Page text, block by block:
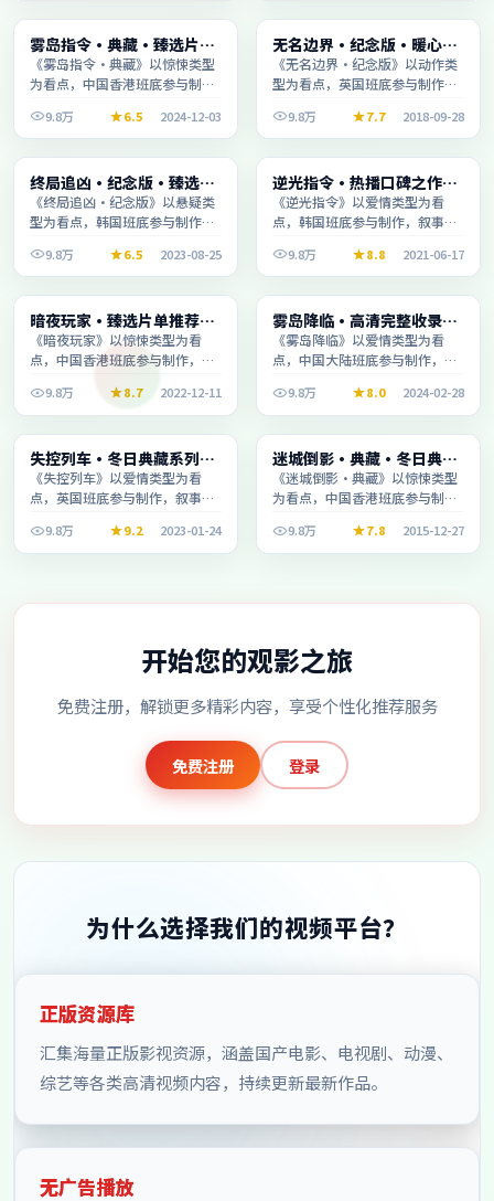
电视剧 1:54:20
雾岛指令·典藏·臻选片单
推荐画质清晰观看流畅
《雾岛指令·典藏》以惊悚类型
为看点，中国香港班底参与制
休闲时段观看。
9.8万 6.5 2024-12-03
动漫 2:08:11
无名边界·纪念版·暖心观
影季口碑发酵持续升温
《无名边界·纪念版》以动作类
型为看点，英国班底参与制作，
时段观看。
9.8万 7.7 2018-09-28
电视剧 1:56:56
终局追凶·纪念版·臻选片
单推荐画质清晰观看流畅
《终局追凶·纪念版》以悬疑类
型为看点，韩国班底参与制作，
时段观看。
9.8万 6.5 2023-08-25
动漫 1:36:51
逆光指令·热播口碑之作剧
情扎实演技在线
《逆光指令》以爱情类型为看
点，韩国班底参与制作，叙事完
看。9.8万 8.8 2021-06-17
电影 2:41:08
暗夜玩家·臻选片单推荐画
质清晰观看流畅
《暗夜玩家》以惊悚类型为看
点，中国香港班底参与制作，叙
段观看。
9.8万 8.7 2022-12-11
综艺 2:08:10
雾岛降临·高清完整收录适
合周末一口气刷完
《雾岛降临》以爱情类型为看
点，中国大陆班底参与制作，叙
段观看。
9.8万 8.0 2024-02-28
电视剧 2:10:12
失控列车·冬日典藏系列温
情叙事引人入胜
《失控列车》以爱情类型为看
点，英国班底参与制作，叙事完
看。9.8万 9.2 2023-01-24
动漫 2:06:30
迷城倒影·典藏·冬日典藏
系列温情叙事引人入胜
《迷城倒影·典藏》以惊悚类型
为看点，中国香港班底参与制
休闲时段观看。
9.8万 7.8 2015-12-27
开始您的观影之旅
免费注册，解锁更多精彩内容，享受个性化推荐服务
免费注册 登录
为什么选择我们的视频平台？
正版资源库
汇集海量正版影视资源，涵盖国产电影、电视剧、动漫、
综艺等各类高清视频内容，持续更新最新作品。
无广告播放